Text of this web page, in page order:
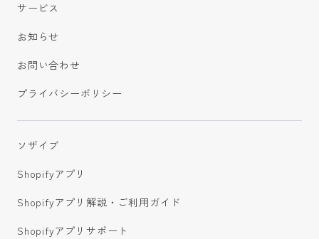
サービス
お知らせ
お問い合わせ
プライバシーポリシー
ソザイブ
Shopifyアプリ
Shopifyアプリ解説・ご利用ガイド
Shopifyアプリサポート